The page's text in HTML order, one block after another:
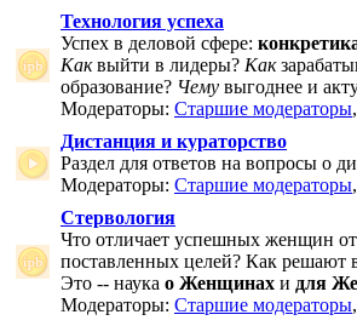
Технология успеха
Успех в деловой сфере:
Каквыйти в лидеры? Как
образование? Чему выгоднее и
Модераторы: Старшие модераторы,
Дистанция и кураторство
Раздел для ответов на вопросы о
Модераторы: Старшие модераторы,
Стервология
Что отличает успешных женщин
поставленных целей? Как
Это -- наука о Женщинах и для
Модераторы: Старшие модераторы,